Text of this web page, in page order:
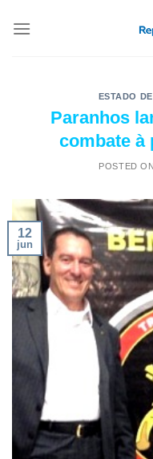
ESTADO
Paranhos
combate à
POSTED ON
12
jun